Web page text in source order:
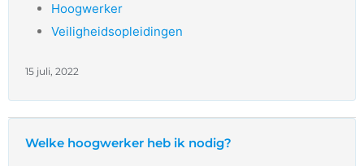
Hoogwerker
Veiligheidsopleidingen
15 juli, 2022
Welke hoogwerker heb ik nodig?